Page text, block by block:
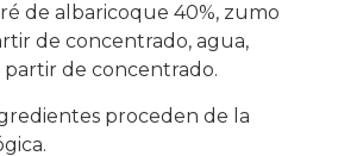
de albaricoque 40%, zumo
de concentrado, agua,
de concentrado.
proceden de la